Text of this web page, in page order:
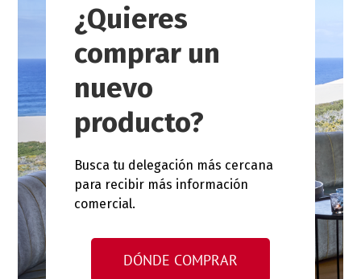
¿Quieres
comprar un
nuevo
producto?
Busca tu delegación más cercana
para recibir más información
comercial.
DÓNDE COMPRAR